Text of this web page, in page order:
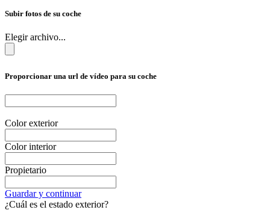
Subir fotos de su coche
Elegir archivo...
Proporcionar una url de vídeo para su coche
Color exterior
Color interior
Propietario
Guardar y continuar
¿Cuál es el estado exterior?